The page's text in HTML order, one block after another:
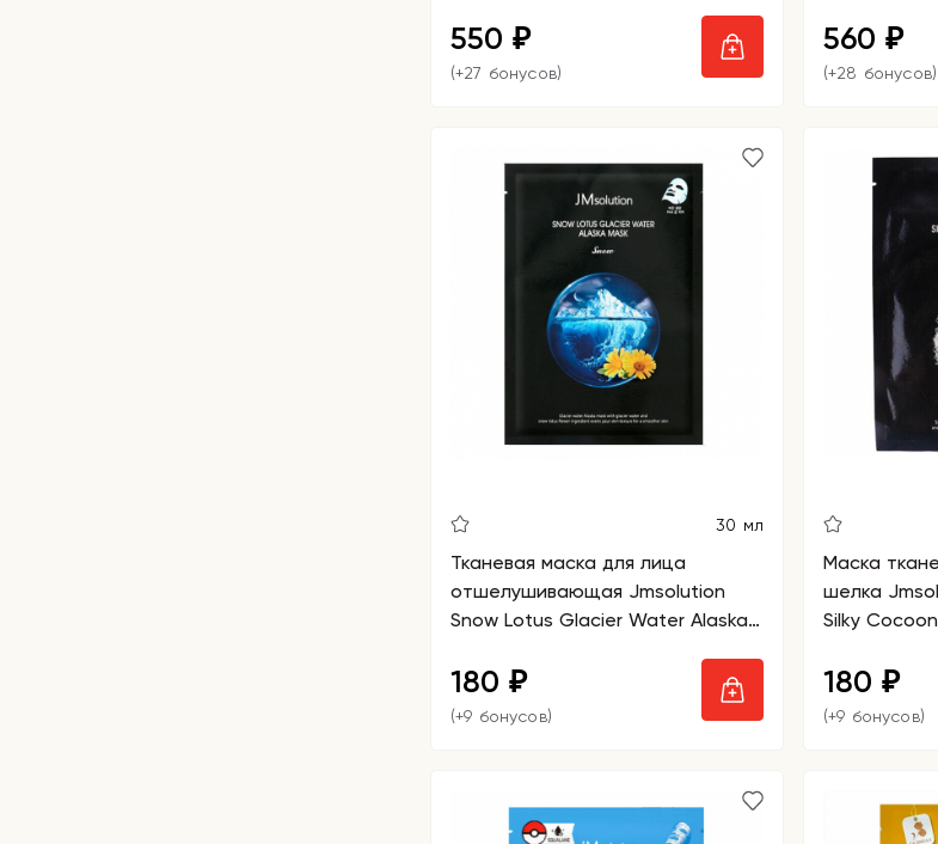
550 ₽
(+27 бонусов)
560 ₽
(+28 бонусов)
30 мл
Тканевая маска для лица
отшелушивающая Jmsolution
Snow Lotus Glacier Water Alaska
180 ₽
(+9 бонусов)
Маска
шелка
Silky
180 ₽
(+9 бонусов)